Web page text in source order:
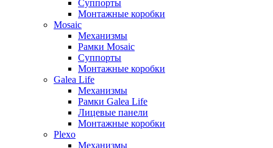
Суппорты
Монтажные коробки
Mosaic
Механизмы
Рамки Mosaic
Суппорты
Монтажные коробки
Galea Life
Механизмы
Рамки Galea Life
Лицевые панели
Монтажные коробки
Plexo
Механизмы